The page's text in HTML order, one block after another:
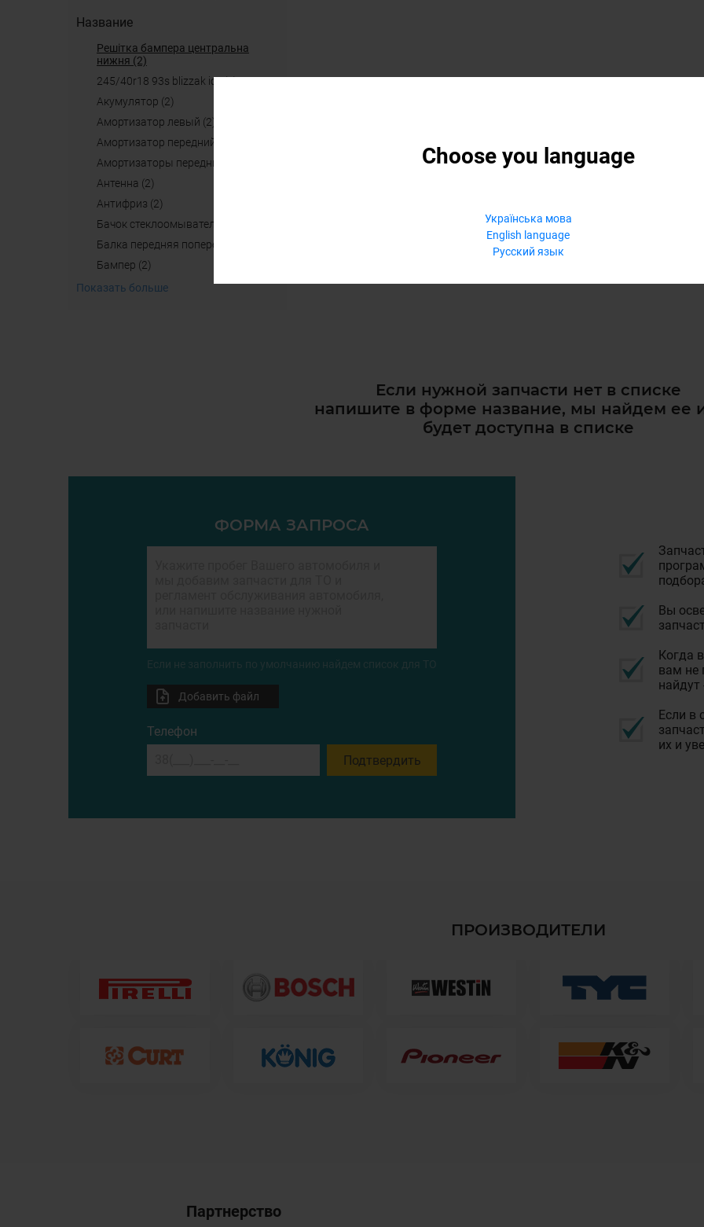
Choose you language
Українська мова
English language
Русский язык
Название
решітка бампера центральна
нижня (2)
245/40r18 93s blizzak ice (2)
акумулятор (2)
амортизатор левый (2)
амортизатор передний (2)
амортизаторы передние (2)
антенна (2)
aнтифриз (2)
бачок стеклоомывателя (4)
балка передняя поперечная б/у (2)
бампер (2)
Показать больше
Если нужной запчасти нет в списке
напишите в форме название, мы найдем ее
будет доступна в списке
ФОРМА ЗАПРОСА
Если не заполнить по умолчанию найдем список для ТО
Добавить файл
Телефон
Подтвердить
Вы
Когда
вам не
Если в
их и
ПРОИЗВОДИТЕЛИ
Партнерство